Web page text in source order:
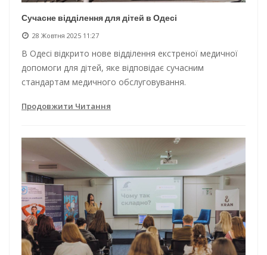
Сучасне відділення для дітей в Одесі
28 Жовтня 2025 11:27
В Одесі відкрито нове відділення екстреної медичної
допомоги для дітей, яке відповідає сучасним
стандартам медичного обслуговування.
Продовжити Читання